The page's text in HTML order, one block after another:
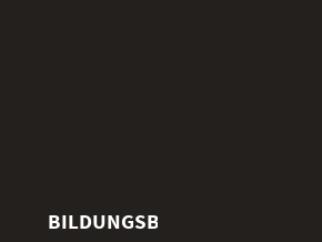
BILDUNGSBEREICHE